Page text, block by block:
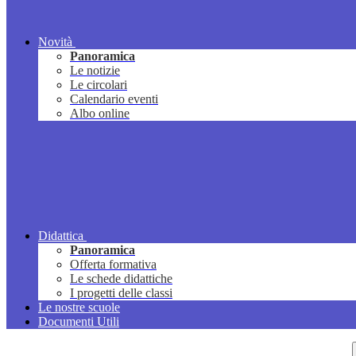
Novità
Panoramica
Le notizie
Le circolari
Calendario eventi
Albo online
Didattica
Panoramica
Offerta formativa
Le schede didattiche
I progetti delle classi
Le nostre scuole
Documenti Utili